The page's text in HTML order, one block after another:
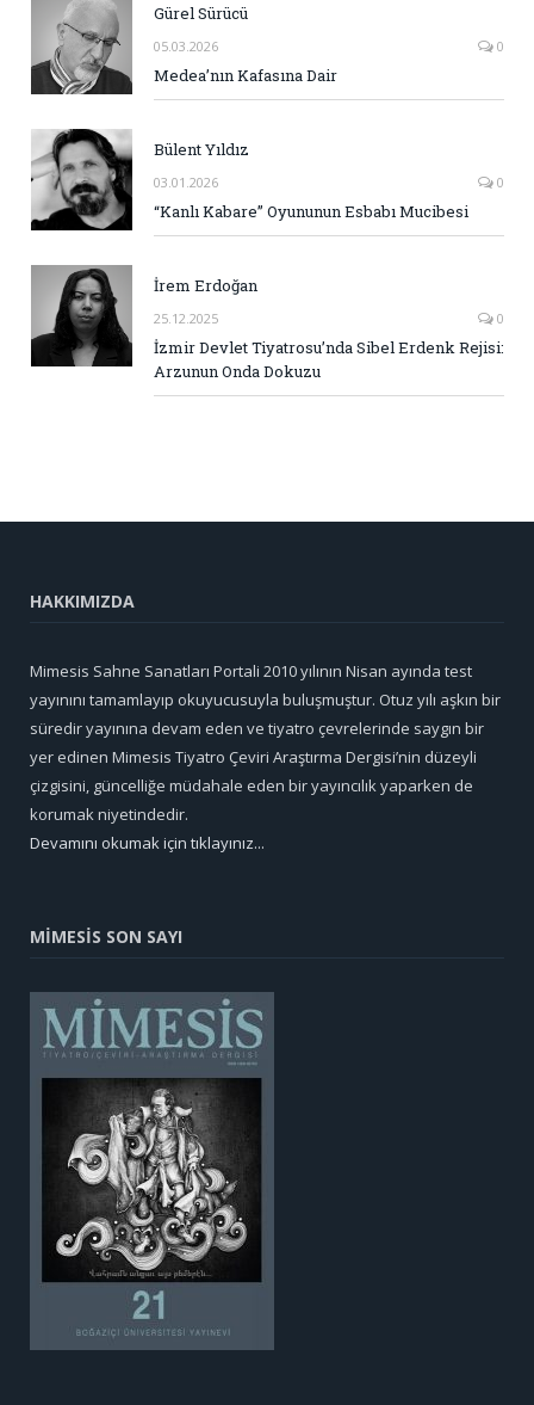
Gürel Sürücü
05.03.2026 0
Medea’nın Kafasına Dair
Bülent Yıldız
03.01.2026 0
“Kanlı Kabare” Oyununun Esbabı Mucibesi
İrem Erdoğan
25.12.2025 0
İzmir Devlet Tiyatrosu’nda Sibel Erdenk Rejisi:
Arzunun Onda Dokuzu
HAKKIMIZDA
Mimesis Sahne Sanatları Portali 2010 yılının Nisan ayında test
yayınını tamamlayıp okuyucusuyla buluşmuştur. Otuz yılı aşkın bir
süredir yayınına devam eden ve tiyatro çevrelerinde saygın bir
yer edinen Mimesis Tiyatro Çeviri Araştırma Dergisi’nin düzeyli
çizgisini, güncelliğe müdahale eden bir yayıncılık yaparken de
korumak niyetindedir.
Devamını okumak için tıklayınız...
MİMESİS SON SAYI